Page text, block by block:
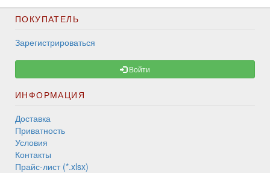
ПОКУПАТЕЛЬ
Зарегистрироваться
Войти
ИНФОРМАЦИЯ
Доставка
Приватность
Условия
Контакты
Прайс-лист (*.xlsx)